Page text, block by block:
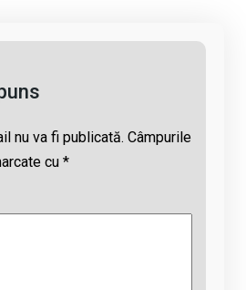
nu va fi publicată. Câmpurile
cu *